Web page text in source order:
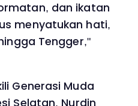
dan ikatan
menyatukan hati,
Tengger,"
Generasi Muda
Selatan, Nurdin